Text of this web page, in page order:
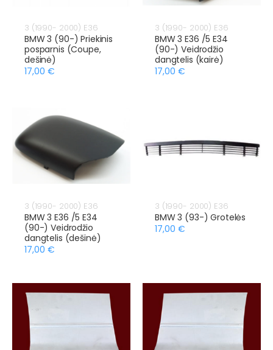
3 (1990- 2000) E36
BMW 3 (90-) Priekinis
posparnis (Coupe,
dešinė)
17,00 €
3 (1990- 2000) E36
BMW 3 E36 /5 E34
(90-) Veidrodžio
dangtelis (kairė)
17,00 €
3 (1990- 2000) E36
BMW 3 E36 /5 E34
(90-) Veidrodžio
dangtelis (dešinė)
17,00 €
3 (1990- 2000) E36
BMW 3 (93-) Grotelės
17,00 €